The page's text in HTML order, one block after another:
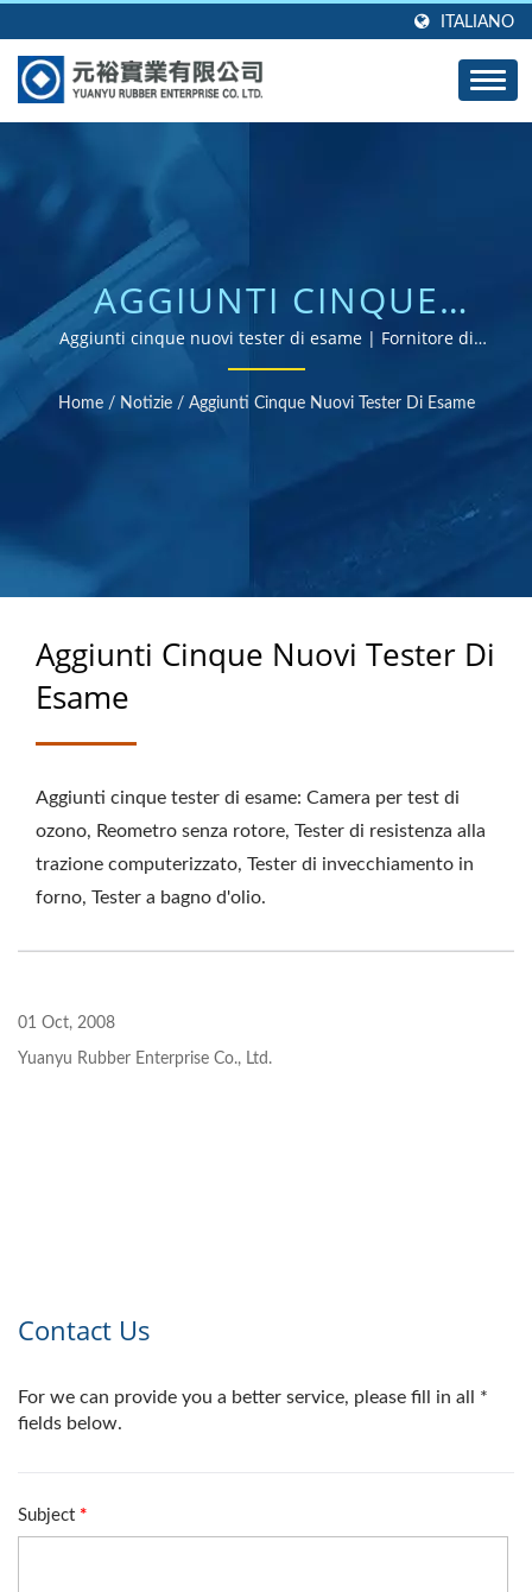
ITALIANO
AGGIUNTI CINQUE
NUOVI TESTER DI
ESAME | OLTRE 40
ANNI DI ESPERIENZA
COME PRODUTTORE DI
PRODOTTI IN GOMMA
SU MISURA
Aggiunti cinque nuovi tester di esame | Fornitore di
parti in gomma certificate ISO e RoHS
Home / Notizie / Aggiunti Cinque Nuovi Tester Di Esame
Aggiunti Cinque Nuovi Tester Di
Esame
Aggiunti cinque tester di esame: Camera per test di
ozono, Reometro senza rotore, Tester di resistenza alla
trazione computerizzato, Tester di invecchiamento in
forno, Tester a bagno d'olio.
01 Oct, 2008
Yuanyu Rubber Enterprise Co., Ltd.